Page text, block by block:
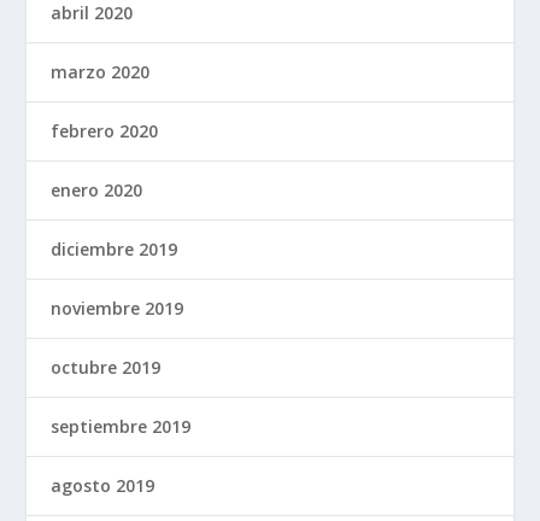
abril 2020
marzo 2020
febrero 2020
enero 2020
diciembre 2019
noviembre 2019
octubre 2019
septiembre 2019
agosto 2019